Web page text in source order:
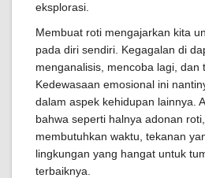
eksplorasi.
Membuat roti mengajarkan kita
pada diri sendiri. Kegagalan di
menganalisis, mencoba lagi, dan
Kedewasaan emosional ini
dalam aspek kehidupan lainnya.
bahwa seperti halnya adonan
membutuhkan waktu, tekanan
lingkungan yang hangat untuk
terbaiknya.